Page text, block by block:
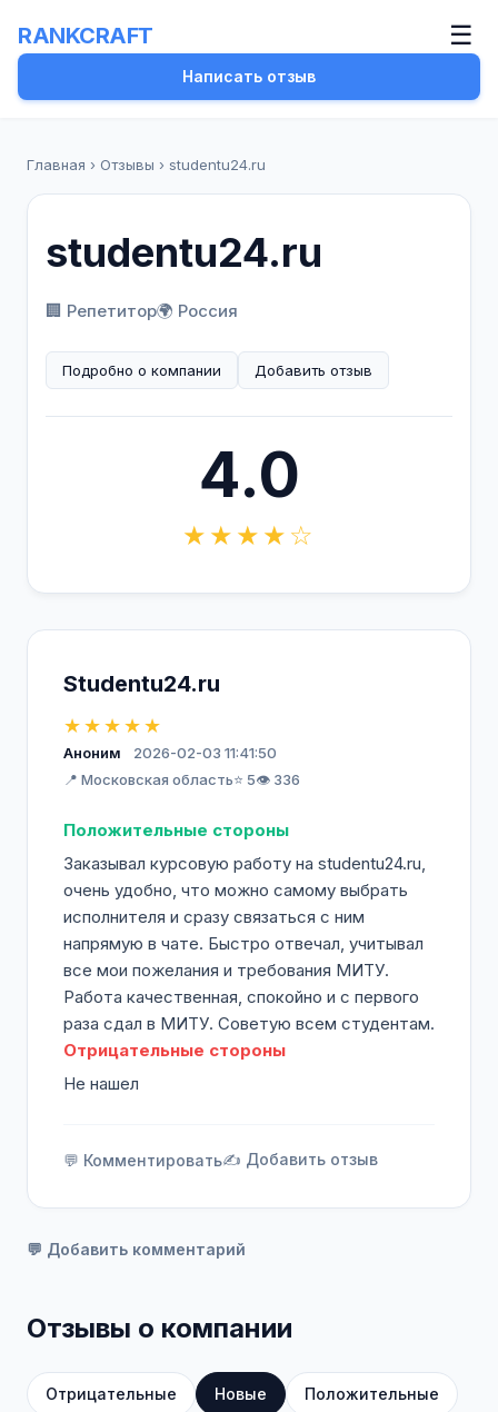
RANKCRAFT ☰
Написать отзыв
Главная › Отзывы › studentu24.ru
studentu24.ru
🏢 Репетитор🌍 Россия
Подробно о компании Добавить отзыв
4.0
★★★★☆
Studentu24.ru
★★★★★
Аноним
2026-02-03 11:41:50
📍 Московская область⭐ 5👁️ 336
Положительные стороны
Заказывал курсовую работу на studentu24.ru,
очень удобно, что можно самому выбрать
исполнителя и сразу связаться с ним
напрямую в чате. Быстро отвечал, учитывал
все мои пожелания и требования МИТУ.
Работа качественная, спокойно и с первого
раза сдал в МИТУ. Советую всем студентам.
Отрицательные стороны
Не нашел
💬 Комментировать✍️ Добавить отзыв
💬 Добавить комментарий
Отзывы о компании
Отрицательные Новые Положительные